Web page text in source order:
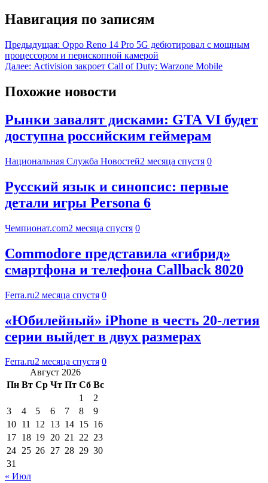
Навигация по записям
Предыдущая: Oppo Reno 14 Pro 5G дебютировал с мощным
процессором и перископной камерой
Далее: Activision закроет Call of Duty: Warzone Mobile
Похожие новости
Рынки завалят дисками: GTA VI будет
доступна российским геймерам
Национальная Служба Новостей2 месяца спустя 0
Русский язык и синопсис: первые
детали игры Persona 6
Чемпионат.com2 месяца спустя 0
Commodore представила «гибрид»
смартфона и телефона Callback 8020
Ferra.ru2 месяца спустя 0
«Юбилейный» iPhone в честь 20-летия
серии выйдет в двух размерах
Ferra.ru2 месяца спустя 0
Август 2026
Пн Вт Ср Чт Пт Сб Вс
1
2
3
4 5 6 7 8
9
10 11 12 13 14 15 16
17 18 19 20 21 22 23
24 25 26 27 28 29 30
31
« Июл